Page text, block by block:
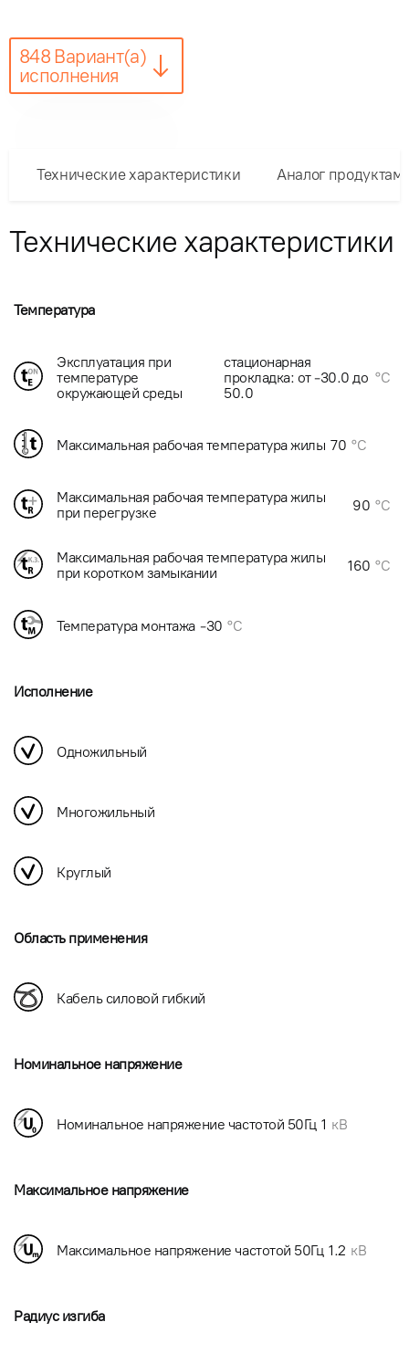
848 Вариант(а)
исполнения
Технические характеристики Аналог
Технические характеристики
Температура
Эксплуатация при
температуре
окружающей среды
стационарная
прокладка: от -30.0 до
50.0
°C
Максимальная рабочая температура жилы 70 °C
Максимальная рабочая температура жилы
при перегрузке
90 °C
Максимальная рабочая температура жилы
при коротком замыкании
160 °C
Температура монтажа -30 °C
Исполнение
Одножильный
Многожильный
Круглый
Область применения
Кабель силовой гибкий
Номинальное напряжение
Номинальное напряжение частотой 50Гц 1 кВ
Максимальное напряжение
Максимальное напряжение частотой 50Гц 1.2 кВ
Радиус изгиба